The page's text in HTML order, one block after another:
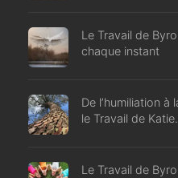
Le Travail de
chaque instant
De l’humiliation à
le Travail de
Le Travail de